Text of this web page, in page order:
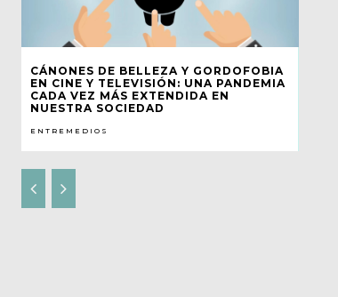
CÁNONES DE BELLEZA Y GORDOFOBIA
EN CINE Y TELEVISIÓN: UNA PANDEMIA
CADA VEZ MÁS EXTENDIDA EN
NUESTRA SOCIEDAD
ENTREMEDIOS